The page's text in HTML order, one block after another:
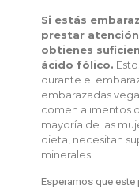
Si estás
prestar
obtienes
ácido fólico.
durante el
embarazadas
comen alimentos
mayoría de las
dieta, necesitan
minerales.
Esperamos que